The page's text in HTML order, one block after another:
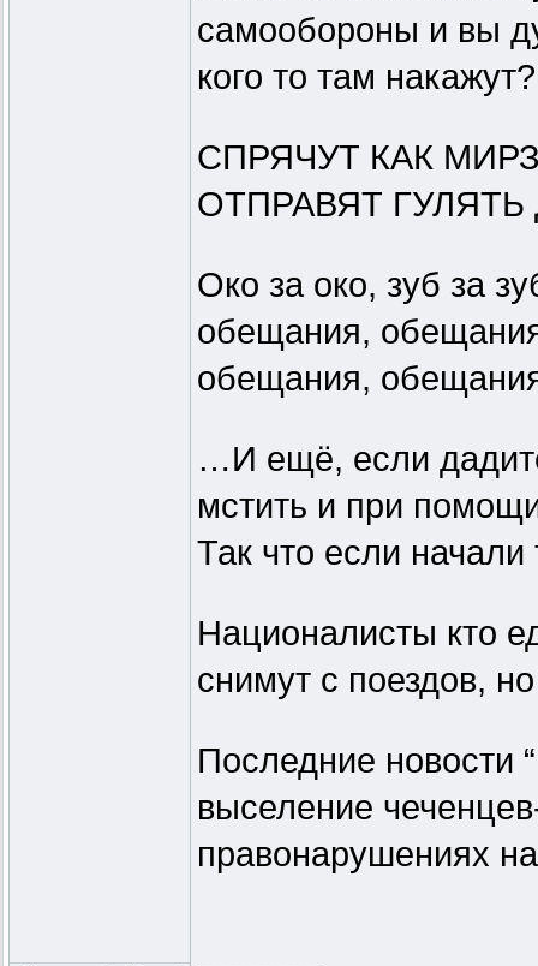
самообороны и вы
кого то там
СПРЯЧУТ КАК
ОТПРАВЯТ
Око за око, зуб за
обещания,
обещания,
…И ещё, если
мстить и при
Так что если
Националисты кто
снимут с поездов,
Последние новости
выселение
правонарушениях